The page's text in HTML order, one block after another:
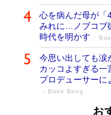
心を病んだ母が「
みれに…ノブコブ
時代を明かす
今思い出しても
カッコよすぎる
プロデューサーに
Book Bang
「宇宙兄弟」お